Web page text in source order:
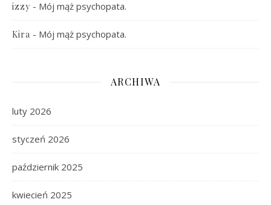
izzy - Mój mąż psychopata.
Kira - Mój mąż psychopata.
ARCHIWA
luty 2026
styczeń 2026
październik 2025
kwiecień 2025